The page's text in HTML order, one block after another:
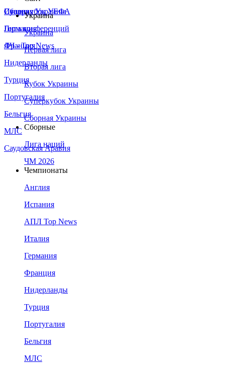
Сборная Украины
Италия
Германия
Франция
Нидерланды
Турция
Португалия
Бельгия
МЛС
Саудовская Аравия
Суперкубок УЕФА
Лига конференций
ЛЧ - Top News
Украина
Украина
Первая лига
Вторая лига
Кубок Украины
Суперкубок Украины
Сборная Украины
Сборные
Лига наций
ЧМ 2026
Чемпионаты
Англия
Испания
АПЛ Top News
Италия
Германия
Франция
Нидерланды
Турция
Португалия
Бельгия
МЛС